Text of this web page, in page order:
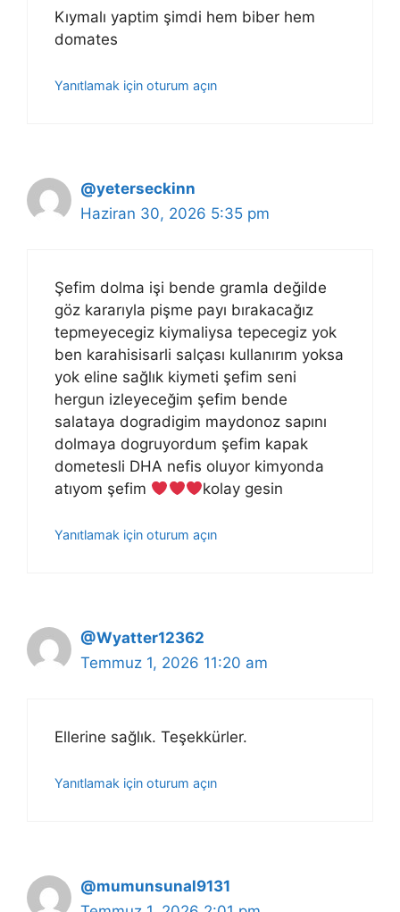
Kıymalı yaptim şimdi hem biber hem
domates
Yanıtlamak için oturum açın
@yeterseckinn
Haziran 30, 2026 5:35 pm
Şefim dolma işi bende gramla değilde
göz kararıyla pişme payı bırakacağız
tepmeyecegiz kiymaliysa tepecegiz yok
ben karahisisarli salçası kullanırım yoksa
yok eline sağlık kiymeti şefim seni
hergun izleyeceğim şefim bende
salataya dogradigim maydonoz sapını
dolmaya dogruyordum şefim kapak
dometesli DHA nefis oluyor kimyonda
atıyom şefim
kolay gesin
Yanıtlamak için oturum açın
@Wyatter12362
Temmuz 1, 2026 11:20 am
Ellerine sağlık. Teşekkürler.
Yanıtlamak için oturum açın
@mumunsunal9131